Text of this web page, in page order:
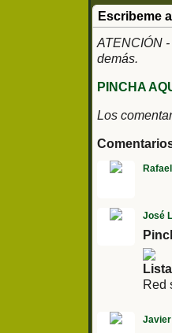
Escribeme
ATENCIÓN
demás.
PINCHA
Los
José
Red